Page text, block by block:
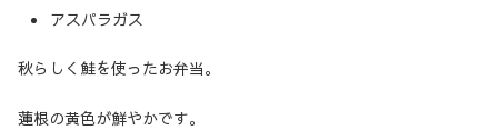
アスパラガス
秋らしく鮭を使ったお弁当。
蓮根の黄色が鮮やかです。